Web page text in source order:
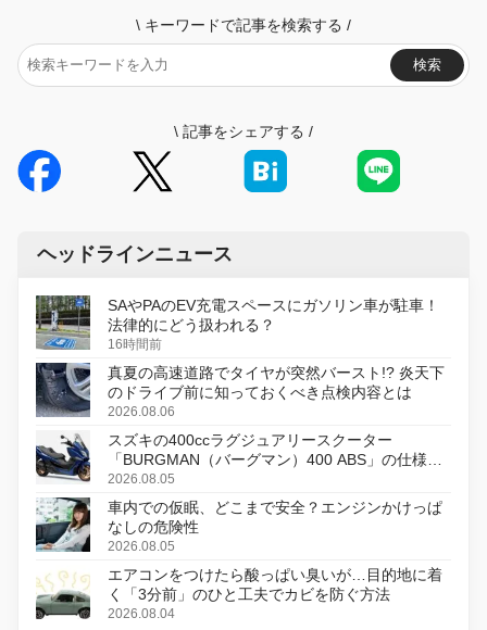
\ キーワードで記事を検索する /
検索
\ 記事をシェアする /
ヘッドラインニュース
SAやPAのEV充電スペースにガソリン車が駐車！
法律的にどう扱われる？
16時間前
真夏の高速道路でタイヤが突然バースト!? 炎天下
のドライブ前に知っておくべき点検内容とは
2026.08.06
スズキの400ccラグジュアリースクーター
「BURGMAN（バーグマン）400 ABS」の仕様を
変更し、8月18日に発売
2026.08.05
車内での仮眠、どこまで安全？エンジンかけっぱ
なしの危険性
2026.08.05
エアコンをつけたら酸っぱい臭いが…目的地に着
く「3分前」のひと工夫でカビを防ぐ方法
2026.08.04